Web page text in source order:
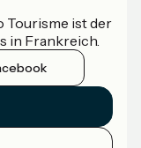
Tourisme ist der
in Frankreich.